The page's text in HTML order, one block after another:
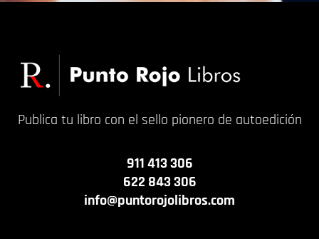
Publica tu libro con el sello pionero de autoedición
911 413 306
622 843 306
info@puntorojolibros.com